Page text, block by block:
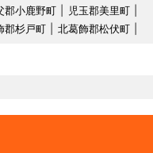
郡小鹿野町
児玉郡美里町
郡杉戸町 北葛飾郡松伏町